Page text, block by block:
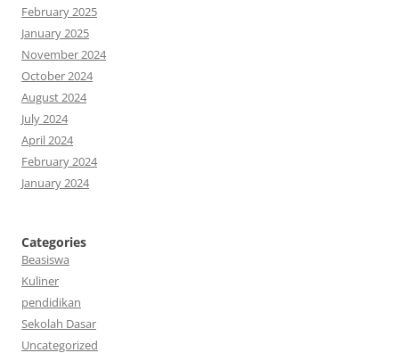
February 2025
January 2025
November 2024
October 2024
August 2024
July 2024
April 2024
February 2024
January 2024
Categories
Beasiswa
Kuliner
pendidikan
Sekolah Dasar
Uncategorized